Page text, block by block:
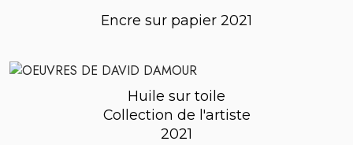
Encre sur papier 2021
Huile sur toile
Collection de l'artiste
2021